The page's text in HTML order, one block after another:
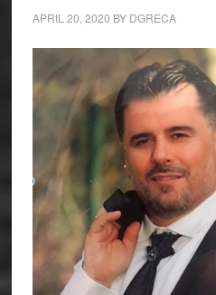
APRIL 20, 2020 BY DGRECA